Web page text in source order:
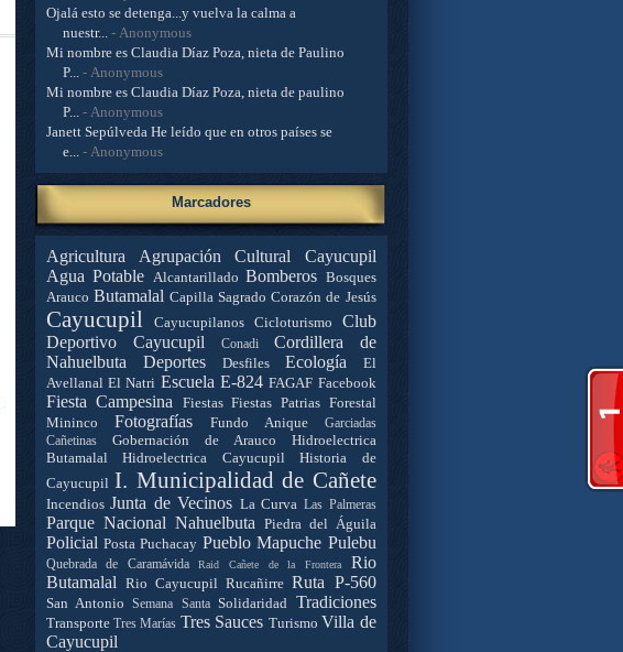
Ojalá esto se detenga...y vuelva la calma a
nuestr...- Anonymous
Mi nombre es Claudia Díaz Poza, nieta de Paulino
P...- Anonymous
Mi nombre es Claudia Díaz Poza, nieta de paulino
P...- Anonymous
Janett Sepúlveda He leído que en otros países se
e...- Anonymous
Marcadores
Agricultura
Agrupación Cultural Cayucupil
Agua Potable Alcantarillado Bomberos Bosques
Arauco Butamalal Capilla Sagrado Corazón de Jesús
Cayucupil Cayucupilanos Cicloturismo
Club
Deportivo Cayucupil
Conadi
Cordillera de
Nahuelbuta
Deportes Desfiles Ecología
El
Avellanal El Natri Escuela E-824 FAGAF Facebook
Fiesta Campesina Fiestas Fiestas Patrias Forestal
Mininco
Fotografías Fundo Anique
Garciadas
Cañetinas
Gobernación de Arauco
Hidroelectrica
Butamalal
Hidroelectrica Cayucupil
Historia de
Cayucupil I. Municipalidad de Cañete
Incendios Junta de Vecinos La Curva Las Palmeras
Parque Nacional Nahuelbuta Piedra del Águila
Policial Posta Puchacay Pueblo Mapuche Pulebu
Quebrada de Caramávida Raid Cañete de la Frontera
Rio
Butamalal Rio Cayucupil Rucañirre Ruta P-560
San Antonio Semana Santa Solidaridad Tradiciones
Transporte Tres Marías Tres Sauces Turismo Villa de
Cayucupil